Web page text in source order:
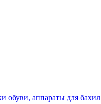
обуви, аппараты для бахил